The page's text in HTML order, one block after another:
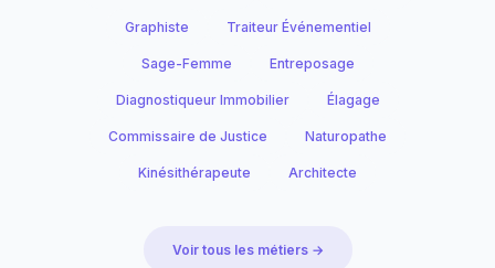
Graphiste Traiteur Événementiel
Sage-Femme Entreposage
Diagnostiqueur Immobilier Élagage
Commissaire de Justice Naturopathe
Kinésithérapeute Architecte
Voir tous les métiers →